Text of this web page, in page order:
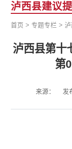
泸西县建议
首页 >专题专栏 >
泸西县第十
第
来源： 发